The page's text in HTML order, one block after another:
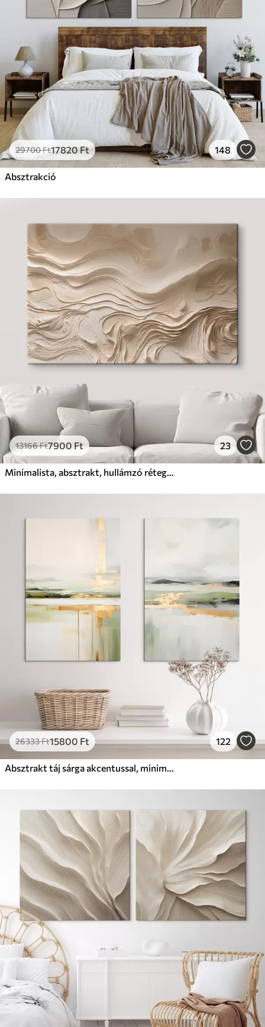
Tól19750Ft
Élénk, gazdag színek
✓Fakulásálló
✓Biztonságos, szagtalan tinta
✓Vászonhatású felület
✗Környezetbarát anyag
Eco-Prémium
Tól24810Ft
✓Élénk, gazdag színek
✓Fakulásálló
29700Ft17820Ft 148
Absztrakció
13166Ft7900Ft 23
Minimalista, absztrakt, hullámzó rétegek bézs árnyalatokban
26333Ft15800 Ft 122
Absztrakt táj sárga akcentussal, minimalista kompozíció földből, vízből és égből, tompított színekkel